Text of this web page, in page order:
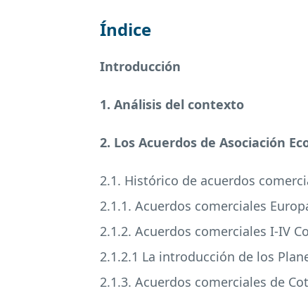
Índice
Introducción
1. Análisis del contexto
2. Los Acuerdos de Asociación
2.1. Histórico de acuerdos
2.1.1. Acuerdos comerciales
2.1.2. Acuerdos comerciales I-IV
2.1.2.1 La introducción de los
2.1.3. Acuerdos comerciales de